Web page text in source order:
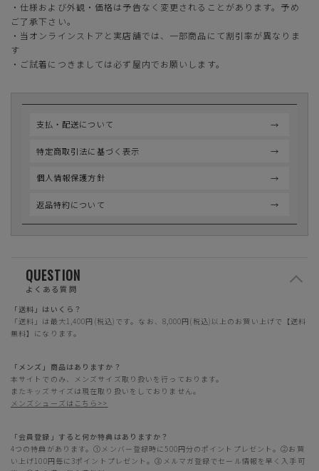
・仕様および外観・価格は予告なく変更されることがあります。予め
ご了承下さい。
・当オンラインストアと実店舗では、一部商品にて割引率が異なりま
す
・ご試着につきましては必ず屋内でお願いします。
支払・配送について
特定商取引法に基づく表示
個人情報保護方針
返品特約について
QUESTION
よくある質問
「送料」はいくら？
「送料」は最大1,400円(税込)です。なお、8,000円(税込)以上のお買い上げで【送料
無料】になります。
「メンズ」商品はありますか？
本サイトでのみ、メンズサイズ取り扱いを行っております。
またキッズサイズは現在取り扱いをしておりません。
メンズシューズはこちら>>
「会員登録」すると何か特典はありますか？
4つの特典があります。①メンバー登録時に500円分のポイントプレゼント。②お買
い上げ100円毎に3ポイントプレゼント。③メルマガ登録でセール情報を早く入手可